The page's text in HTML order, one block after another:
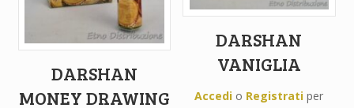
DARSHAN
MONEY DRAWING
DARSHAN
VANIGLIA
Accedi o Registrati per